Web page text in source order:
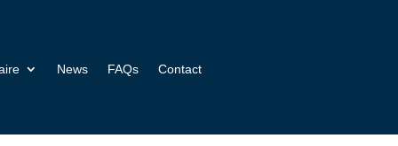
News FAQs Contact